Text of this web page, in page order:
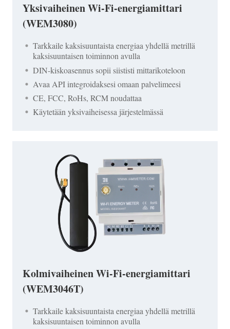
Yksivaiheinen Wi-Fi-energiamittari
(WEM3080)
Tarkkaile kaksisuuntaista energiaa yhdellä metrillä
kaksisuuntaisen toiminnon avulla
DIN-kiskoasennus sopii siististi mittarikoteloon
Avaa API integroidaksesi omaan palvelimeesi
CE, FCC, RoHs, RCM noudattaa
Käytetään yksivaiheisessa järjestelmässä
Kolmivaiheinen Wi-Fi-energiamittari
(WEM3046T)
Tarkkaile kaksisuuntaista energiaa yhdellä metrillä
kaksisuuntaisen toiminnon avulla